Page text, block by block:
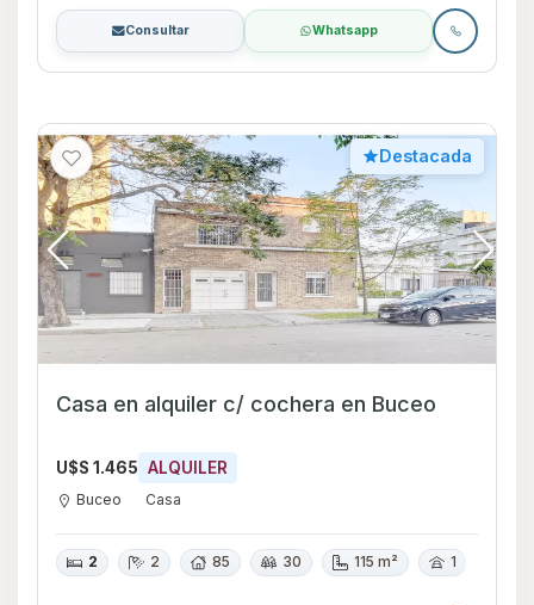
Consultar Whatsapp
Destacada
Casa en alquiler c/ cochera en Buceo
U$S 1.465 ALQUILER
Buceo Casa
2 2 85 30 115 m² 1